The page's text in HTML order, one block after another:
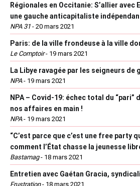
Régionales en Occitanie: S’allier avec
une gauche anticapitaliste
NPA 31 - 20 mars 2021
Paris: de la ville frondeuse à la ville
Le Comptoir- 19 mars 2021
La Libye ravagée par les seigneurs de
NPA- 19 mars 2021
NPA – Covid-19: échec total du “pari”
nos affaires en main !
NPA- 19 mars 2021
“C’est parce que c’est une free party
comment l’État chasse la jeunesse
Bastamag- 18 mars 2021
Entretien avec Gaétan Gracia,
Frustration- 18 mars 2021